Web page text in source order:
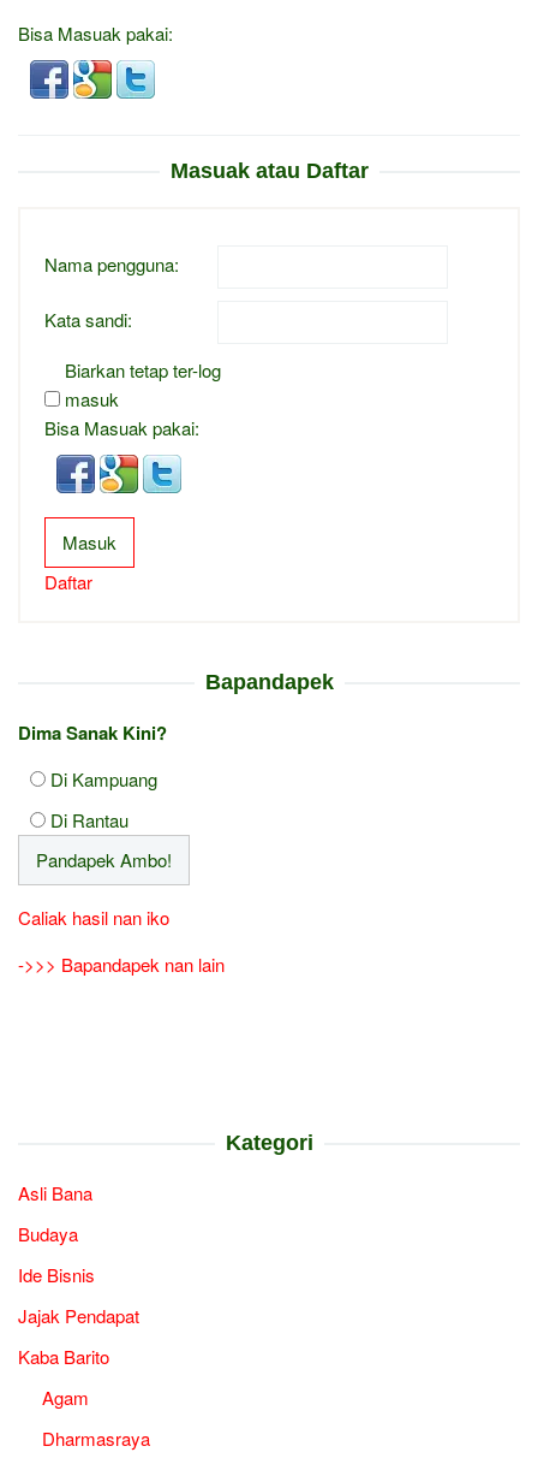
Bisa Masuak pakai:
Masuak atau Daftar
Nama pengguna:
Kata sandi:
Biarkan tetap ter-log
masuk
Bisa Masuak pakai:
Masuk
Daftar
Bapandapek
Dima Sanak Kini?
Di Kampuang
Di Rantau
Caliak hasil nan iko
->>> Bapandapek nan lain
Kategori
Asli Bana
Budaya
Ide Bisnis
Jajak Pendapat
Kaba Barito
Agam
Dharmasraya